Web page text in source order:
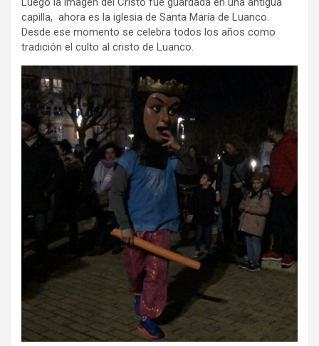
capilla, ahora es la iglesia de Santa María de Luanco.
Desde ese momento se celebra todos los años como
tradición el culto al cristo de Luanco.